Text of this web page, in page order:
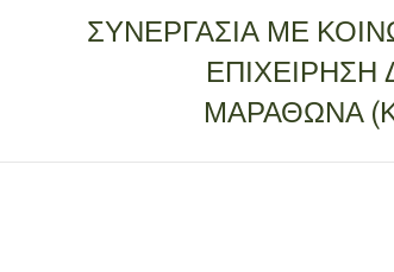
ΣΥΝΕΡΓΑΣΊΑ ΜΕ
ΜΑΡΑΘΏΝΑ